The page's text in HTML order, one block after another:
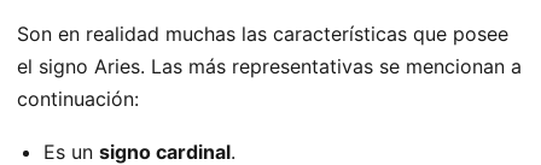
Son en realidad muchas las características que posee
el signo Aries. Las más representativas se mencionan a
continuación:
Es un signo cardinal.